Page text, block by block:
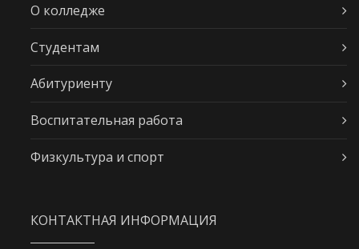
О колледже
Студентам
Абитуриенту
Воспитательная работа
Физкультура и спорт
КОНТАКТНАЯ ИНФОРМАЦИЯ